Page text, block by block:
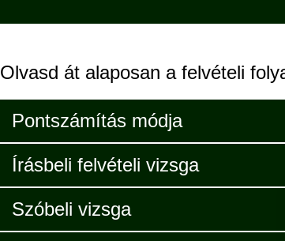
Olvasd át alaposan a felvételi
Pontszámítás módja
Írásbeli felvételi vizsga
Szóbeli vizsga